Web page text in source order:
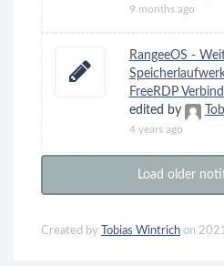
9 months ago
RangeeOS -
FreeRDP
edited by
4 years ago
Load older
Created by Tobias Wintrich on